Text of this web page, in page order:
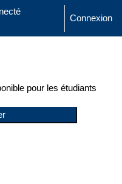
Connexion
pour les étudiants